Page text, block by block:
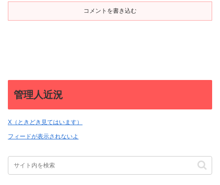
コメントを書き込む
管理人近況
X（ときどき見てはいます）
フィードが表示されないよ